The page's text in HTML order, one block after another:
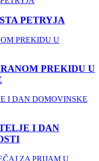
PETRYJA
PREKIDU U
I DAN